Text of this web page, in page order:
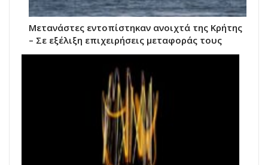
Μετανάστες εντοπίστηκαν ανοιχτά της Κρήτης
– Σε εξέλιξη επιχειρήσεις μεταφοράς τους